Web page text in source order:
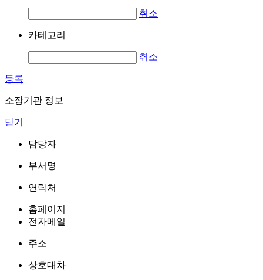
취소
카테고리
취소
등록
소장기관 정보
닫기
담당자
부서명
연락처
홈페이지
전자메일
주소
상호대차